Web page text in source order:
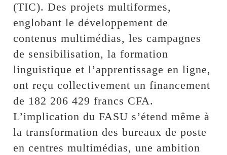
(TIC). Des projets multiformes,
englobant le développement de
contenus multimédias, les campagnes
de sensibilisation, la formation
linguistique et l’apprentissage en ligne,
ont reçu collectivement un financement
de 182 206 429 francs CFA.
L’implication du FASU s’étend même à
la transformation des bureaux de poste
en centres multimédias, une ambition